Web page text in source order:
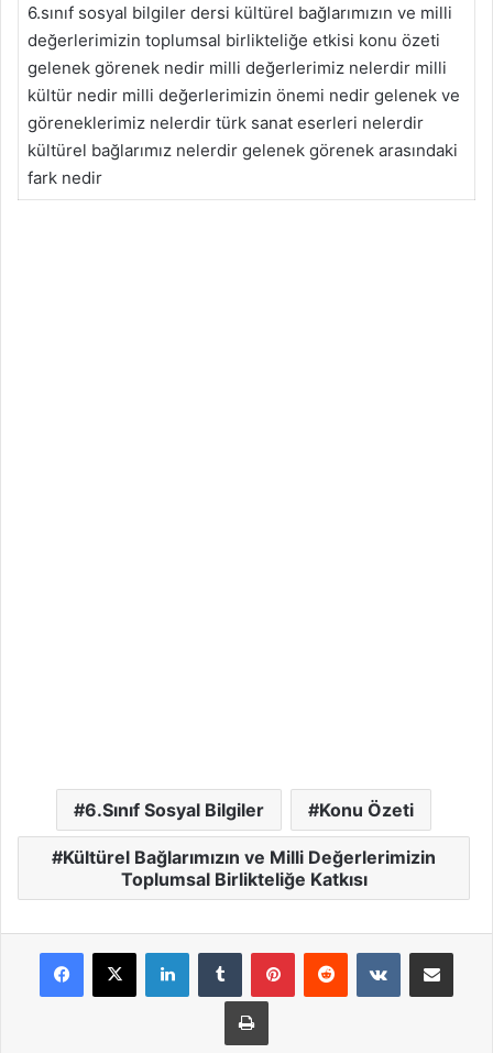
6.sınıf sosyal bilgiler dersi kültürel bağlarımızın ve milli
değerlerimizin toplumsal birlikteliğe etkisi konu özeti
gelenek görenek nedir milli değerlerimiz nelerdir milli
kültür nedir milli değerlerimizin önemi nedir gelenek ve
göreneklerimiz nelerdir türk sanat eserleri nelerdir
kültürel bağlarımız nelerdir gelenek görenek arasındaki
fark nedir
6.Sınıf Sosyal Bilgiler Konu Özeti
Kültürel Bağlarımızın ve Milli Değerlerimizin
Toplumsal Birlikteliğe Katkısı
LinkedInTumblr PinterestReddit VKontakteE-Posta ile
Yazdır